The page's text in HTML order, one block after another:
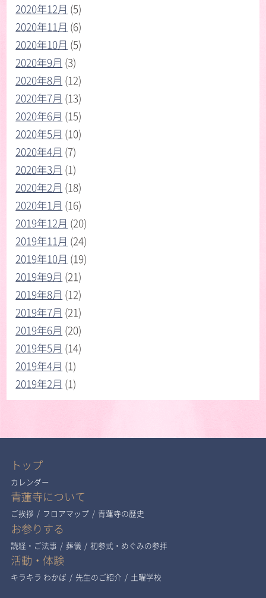
2020年12月 (5)
2020年11月 (6)
2020年10月 (5)
2020年9月 (3)
2020年8月 (12)
2020年7月 (13)
2020年6月 (15)
2020年5月 (10)
2020年4月 (7)
2020年3月 (1)
2020年2月 (18)
2020年1月 (16)
2019年12月 (20)
2019年11月 (24)
2019年10月 (19)
2019年9月 (21)
2019年8月 (12)
2019年7月 (21)
2019年6月 (20)
2019年5月 (14)
2019年4月 (1)
2019年2月 (1)
トップ
カレンダー
青蓮寺について
ご挨拶 / フロアマップ / 青蓮寺の歴史
お参りする
読経・ご法事 / 葬儀 / 初参式・めぐみの参拝
活動・体験
キラキラ わかば / 先生のご紹介 / 土曜学校